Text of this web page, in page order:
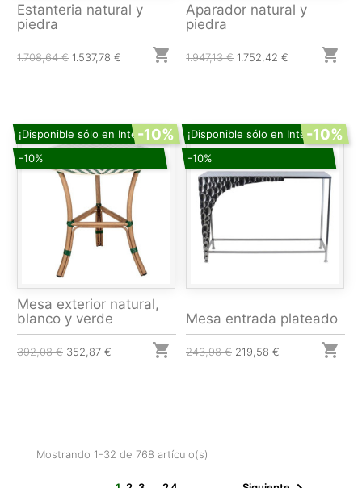
Estanteria natural y
piedra
1.708,64 € 1.537,78 € 
Aparador natural y
piedra
1.947,13 € 1.752,42 € 
¡Disponible sólo en Internet!
-10%
-10%
Mesa exterior natural,
blanco y verde
392,08 € 352,87 € 
¡Disponible sólo en Internet!
-10%
-10%
Mesa entrada plateado
243,98 € 219,58 € 
Mostrando 1-32 de 768 artículo(s)